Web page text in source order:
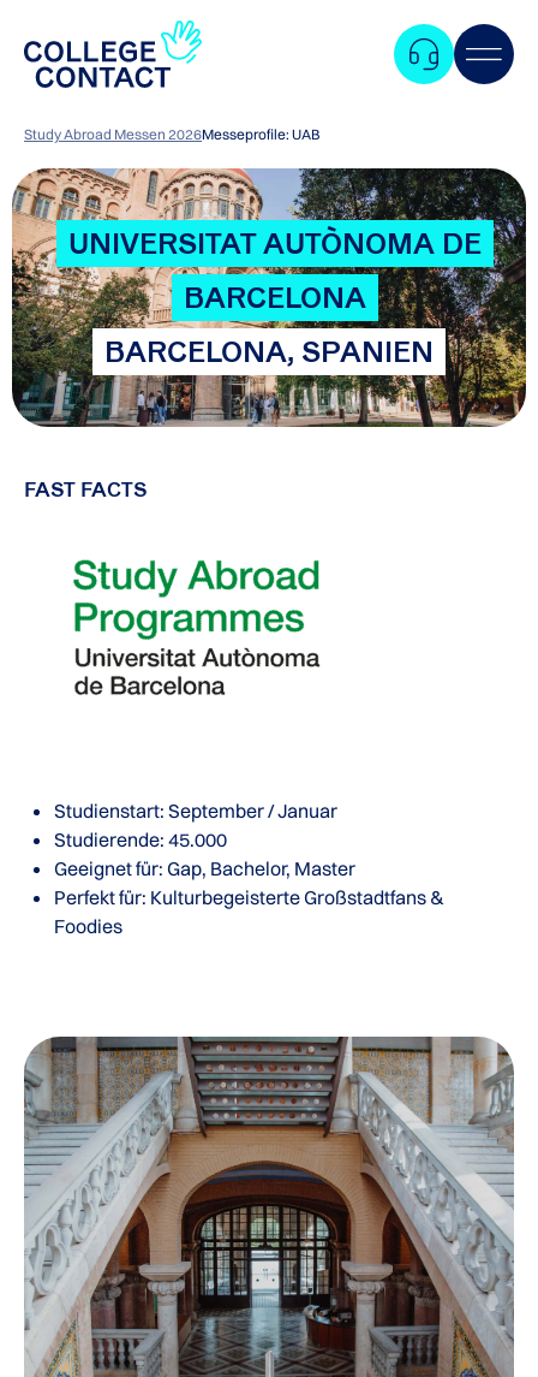
Study Abroad Messen 2026Messeprofile: UAB
UNIVERSITAT AUTÒNOMA DE
BARCELONA
BARCELONA, SPANIEN
FAST FACTS
Studienstart: September / Januar
Studierende: 45.000
Geeignet für: Gap, Bachelor, Master
Perfekt für: Kulturbegeisterte Großstadtfans &
Foodies